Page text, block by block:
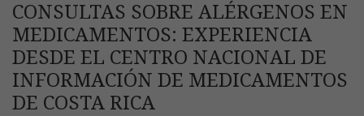
CONSULTAS SOBRE ALÉRGENOS EN
MEDICAMENTOS: EXPERIENCIA
DESDE EL CENTRO NACIONAL DE
INFORMACIÓN DE MEDICAMENTOS
DE COSTA RICA